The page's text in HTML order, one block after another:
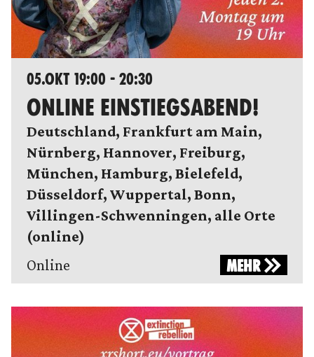
05.OKT 19:00 - 20:30
ONLINE EINSTIEGSABEND!
Deutschland, Frankfurt am Main,
Nürnberg, Hannover, Freiburg,
München, Hamburg, Bielefeld,
Düsseldorf, Wuppertal, Bonn,
Villingen-Schwenningen, alle Orte
(online)
MEHR
Online